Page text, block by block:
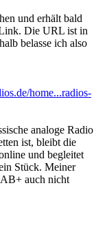
und erhält bald
Die URL ist in
belasse ich also
home...radios-
analoge Radio
ist, bleibt die
und begleitet
Stück. Meiner
auch nicht